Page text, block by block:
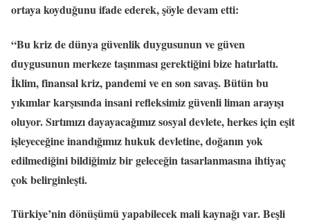
ortaya koyduğunu ifade ederek, şöyle devam etti:
“Bu kriz de dünya güvenlik duygusunun ve güven
duygusunun merkeze taşınması gerektiğini bize hatırlattı.
İklim, finansal kriz, pandemi ve en son savaş. Bütün bu
yıkımlar karşısında insani refleksimiz güvenli liman arayışı
oluyor. Sırtımızı dayayacağımız sosyal devlete, herkes için eşit
işleyeceğine inandığımız hukuk devletine, doğanın yok
edilmediğini bildiğimiz bir geleceğin tasarlanmasına ihtiyaç
çok belirginleşti.
Türkiye’nin dönüşümü yapabilecek mali kaynağı var. Beşli